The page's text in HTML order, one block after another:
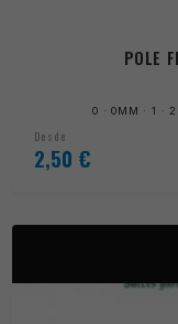
POLE
0 · 0MM · 1 ·
Desde
2,50 €